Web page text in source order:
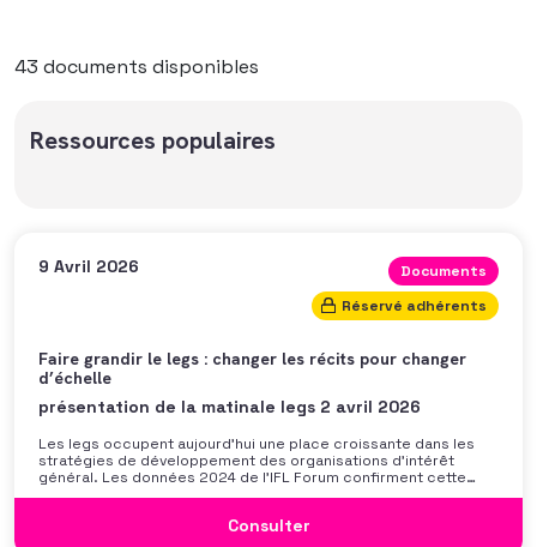
43 documents disponibles
Ressources populaires
9 Avril 2026
Documents
Réservé adhérents
Faire grandir le legs : changer les récits pour changer
d’échelle
présentation de la matinale legs 2 avril 2026
Les legs occupent aujourd’hui une place croissante dans les
stratégies de développement des organisations d’intérêt
général. Les données 2024 de l’IFL Forum confirment cette
dynamique : les libéralités progressent au niveau international
Pour autant, malgré cette évolution, le legs reste souvent
Consulter